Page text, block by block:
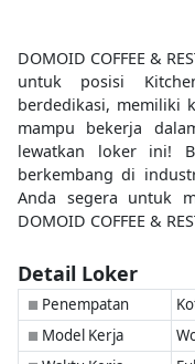
DOMOID COFFEE &
untuk posisi
berdedikasi, memiliki
mampu bekerja
lewatkan loker ini!
berkembang di
Anda segera untuk
DOMOID COFFEE &
Detail Loker
■ Penempatan
■ Model Kerja